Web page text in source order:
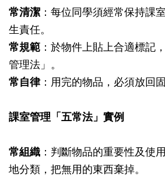
常清潔 ：每位同學須經常保持課
生責任。
常規範 ：於物件上貼上合適標記
管理法」。
常自律：用完的物品，必須放回
課室管理「五常法」實例
常組織 ：判斷物品的重要性及使
地分類，把無用的東西棄掉。